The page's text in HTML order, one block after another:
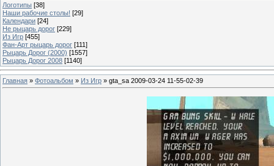
Логотипы [38]
Наши рабочие столы! [29]
Календари [24]
Не рыцарь дорог [229]
Из Игр [455]
Фан-Арт рыцарь дорог [111]
Рыцарь Дорог (2000) [1557]
Рыцарь Дорог 2008 [1140]
Главная » Фотоальбом » Из Игр » gta_sa 2009-03-24 11-55-02-39